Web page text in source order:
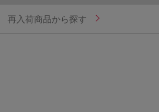
再入荷商品から探す